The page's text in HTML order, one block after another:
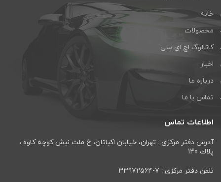
خانه
محصولات
کاتالوگ اچ ای سی
اخبار
درباره ما
تماس با ما
اطلاعات تماس
آدرس دفتر مرکزی : تهران، خيابان اكباتان، خ ملت نبش كوچه كاوه ،
پلاك 140
تلفن دفتر مرکزی : 7-33972564